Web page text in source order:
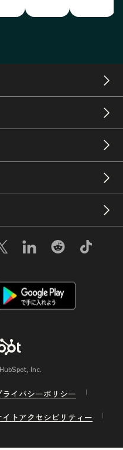
Inc.
ライバシーポリシー
イトアクセシビリティー